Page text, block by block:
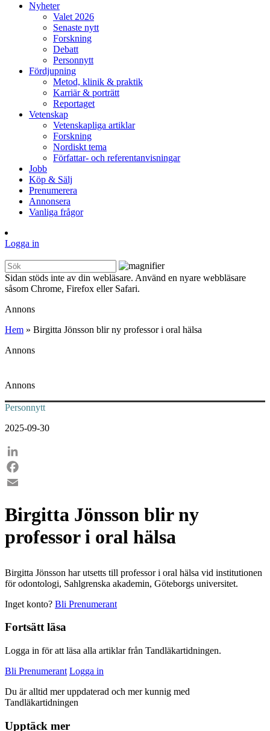
Nyheter
Valet 2026
Senaste nytt
Forskning
Debatt
Personnytt
Fördjupning
Metod, klinik & praktik
Karriär & porträtt
Reportaget
Vetenskap
Vetenskapliga artiklar
Forskning
Nordiskt tema
Författar- och referentanvisningar
Jobb
Köp & Sälj
Prenumerera
Annonsera
Vanliga frågor
Logga in
Sidan stöds inte av din webläsare. Använd en nyare webbläsare
såsom Chrome, Firefox eller Safari.
Annons
Hem » Birgitta Jönsson blir ny professor i oral hälsa
Annons
Annons
Personnytt
2025-09-30
LinkedIn
Facebook
Birgitta Jönsson blir ny
professor i oral hälsa
Birgitta Jönsson har utsetts till professor i oral hälsa vid institutionen
för odontologi, Sahlgrenska akademin, Göteborgs universitet.
Inget konto? Bli Prenumerant
Fortsätt läsa
Logga in för att läsa alla artiklar från Tandläkartidningen.
Bli Prenumerant Logga in
Du är alltid mer uppdaterad och mer kunnig med
Tandläkartidningen
Upptäck mer